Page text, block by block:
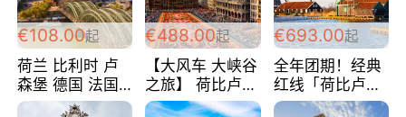
€108.00起
荷兰 比利时 卢
森堡 德国 法国
超爽玩遍西欧 循
€488.00起
【大风车 大峡谷
之旅】 荷比卢德
法 巴黎上下 经
€693.00起
全年团期！经典
红线「荷比卢德
法」七天循环 五